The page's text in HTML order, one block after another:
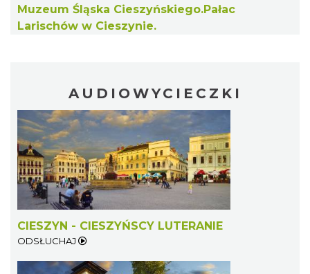
Muzeum Śląska Cieszyńskiego.Pałac
Larischów w Cieszynie.
AUDIOWYCIECZKI
CIESZYN - CIESZYŃSCY LUTERANIE
ODSŁUCHAJ